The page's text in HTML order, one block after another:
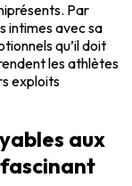
Par
intimes avec sa
qu’il doit
les athlètes
exploits
aux
fascinant